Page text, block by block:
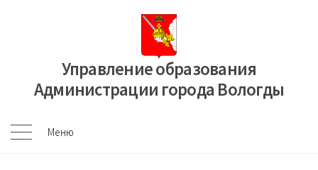
Управление образования
Администрации города Вологды
Меню
Меню